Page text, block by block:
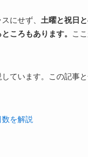
にせず、 土曜と祝日
ころもあります。
こ
ています。この記事
を解説